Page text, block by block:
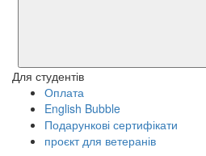
Для студентів
Оплата
English Bubble
Подарункові сертифікати
проєкт для ветеранів